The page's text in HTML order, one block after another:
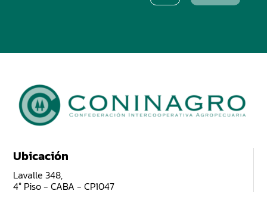
Ubicación
Lavalle 348,
4° Piso - CABA - CP1047